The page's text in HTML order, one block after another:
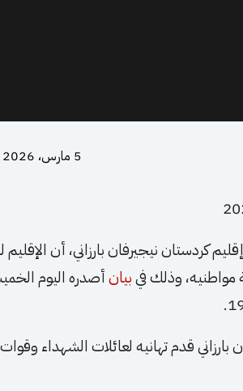
5 مارس، 2026
كردستان نيجيرفان بارزاني، أن
وذلك فيبيانأصدره اليوم
بارزاني قدم تهانيه لعائلات الشهداء